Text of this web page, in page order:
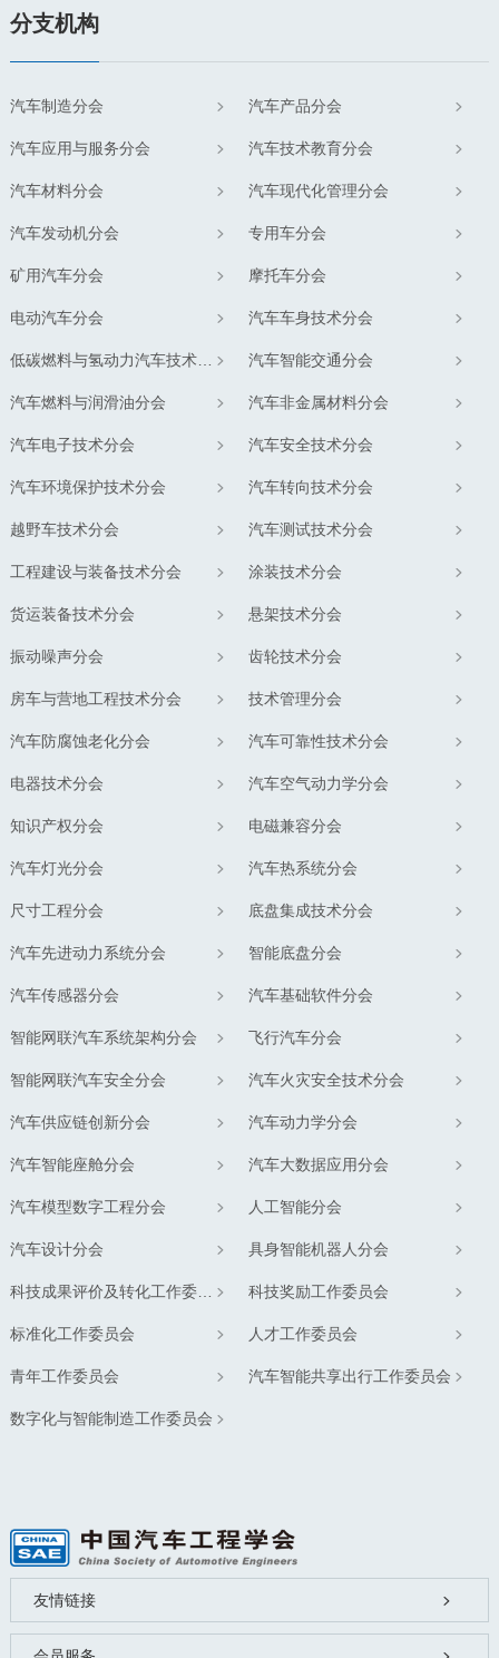
分支机构
汽车制造分会 汽车产品分会
汽车应用与服务分会 汽车技术教育分会
汽车材料分会 汽车现代化管理分会
汽车发动机分会 专用车分会
矿用汽车分会 摩托车分会
电动汽车分会 汽车车身技术分会
低碳燃料与氢动力汽车技术分会 汽车智能交通分会
汽车燃料与润滑油分会 汽车非金属材料分会
汽车电子技术分会 汽车安全技术分会
汽车环境保护技术分会 汽车转向技术分会
越野车技术分会 汽车测试技术分会
工程建设与装备技术分会 涂装技术分会
货运装备技术分会 悬架技术分会
振动噪声分会 齿轮技术分会
房车与营地工程技术分会 技术管理分会
汽车防腐蚀老化分会 汽车可靠性技术分会
电器技术分会 汽车空气动力学分会
知识产权分会 电磁兼容分会
汽车灯光分会 汽车热系统分会
尺寸工程分会 底盘集成技术分会
汽车先进动力系统分会 智能底盘分会
汽车传感器分会 汽车基础软件分会
智能网联汽车系统架构分会 飞行汽车分会
智能网联汽车安全分会 汽车火灾安全技术分会
汽车供应链创新分会 汽车动力学分会
汽车智能座舱分会 汽车大数据应用分会
汽车模型数字工程分会 人工智能分会
汽车设计分会 具身智能机器人分会
科技成果评价及转化工作委员会 科技奖励工作委员会
标准化工作委员会 人才工作委员会
青年工作委员会 汽车智能共享出行工作委员会
数字化与智能制造工作委员会
友情链接